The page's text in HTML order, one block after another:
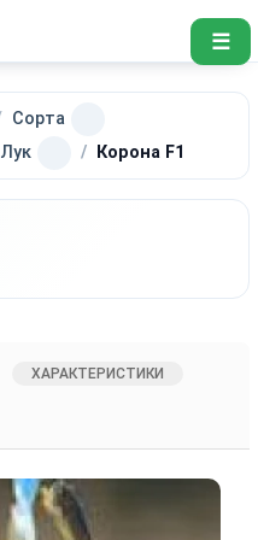
☰
Сорта
Лук Корона F1
ХАРАКТЕРИСТИКИ